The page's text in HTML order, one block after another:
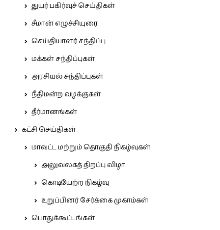
துயர் பகிர்வுச் செய்திகள்
சீமான் எழுச்சியுரை
செய்தியாளர் சந்திப்பு
மக்கள் சந்திப்புகள்
அரசியல் சந்திப்புகள்
நீதிமன்ற வழக்குகள்
தீர்மானங்கள்
கட்சி செய்திகள்
மாவட்ட மற்றும் தொகுதி நிகழ்வுகள்
அலுவலகத் திறப்பு விழா
கொடியேற்ற நிகழ்வு
உறுப்பினர் சேர்க்கை முகாம்கள்
பொதுக்கூட்டங்கள்